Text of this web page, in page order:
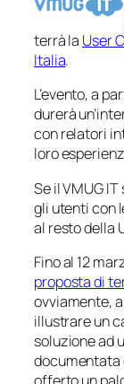
terrà la User
Italia.
L’evento, a
durerà
con relatori
loro
Se il VMUG
gli utenti con
al resto della
Fino al 12
proposta di
ovviamente,
illustrare un
soluzione ad
documentata